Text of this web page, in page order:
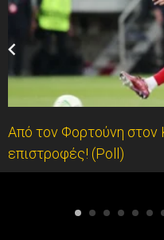
Από τον Φορτούνη στον
επιστροφές! (Poll)